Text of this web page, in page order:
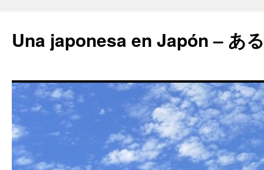
Una japonesa en Japón – あ